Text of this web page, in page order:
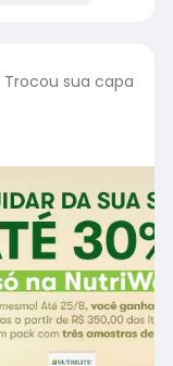
Trocou sua capa